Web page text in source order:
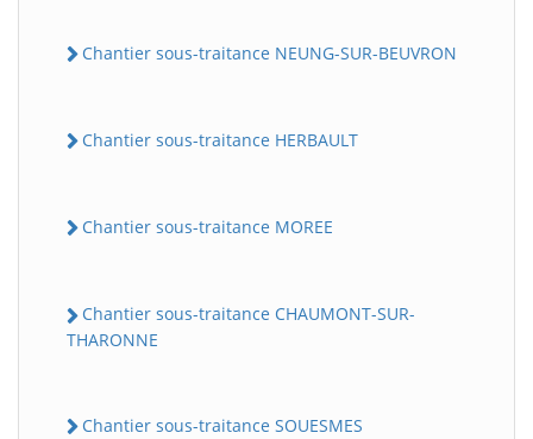
Chantier sous-traitance NEUNG-SUR-BEUVRON
Chantier sous-traitance HERBAULT
Chantier sous-traitance MOREE
Chantier sous-traitance CHAUMONT-SUR-
THARONNE
Chantier sous-traitance SOUESMES